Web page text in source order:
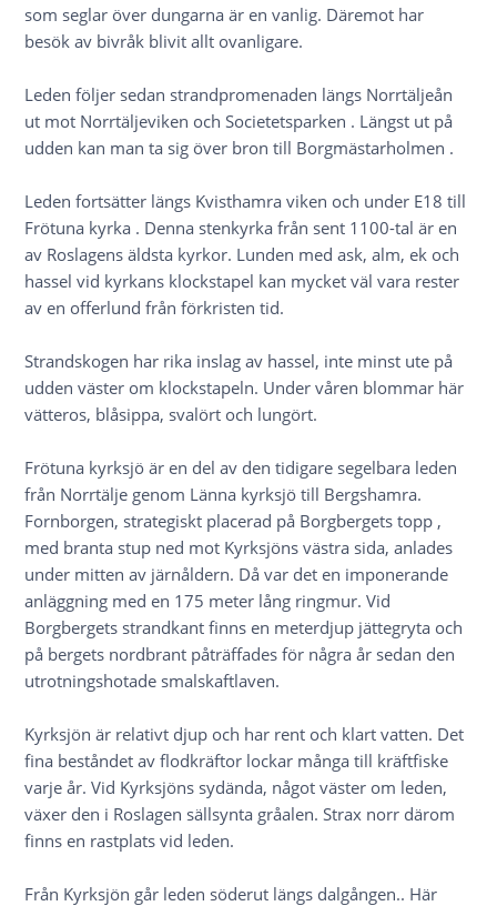
som seglar över dungarna är en vanlig. Däremot har
besök av bivråk blivit allt ovanligare.
Leden följer sedan strandpromenaden längs Norrtäljeån
ut mot Norrtäljeviken och Societetsparken . Längst ut på
udden kan man ta sig över bron till Borgmästarholmen .
Leden fortsätter längs Kvisthamra viken och under E18 till
Frötuna kyrka . Denna stenkyrka från sent 1100-tal är en
av Roslagens äldsta kyrkor. Lunden med ask, alm, ek och
hassel vid kyrkans klockstapel kan mycket väl vara rester
av en offerlund från förkristen tid.
Strandskogen har rika inslag av hassel, inte minst ute på
udden väster om klockstapeln. Under våren blommar här
vätteros, blåsippa, svalört och lungört.
Frötuna kyrksjö är en del av den tidigare segelbara leden
från Norrtälje genom Länna kyrksjö till Bergshamra.
Fornborgen, strategiskt placerad på Borgbergets topp ,
med branta stup ned mot Kyrksjöns västra sida, anlades
under mitten av järnåldern. Då var det en imponerande
anläggning med en 175 meter lång ringmur. Vid
Borgbergets strandkant finns en meterdjup jättegryta och
på bergets nordbrant påträffades för några år sedan den
utrotningshotade smalskaftlaven.
Kyrksjön är relativt djup och har rent och klart vatten. Det
fina beståndet av flodkräftor lockar många till kräftfiske
varje år. Vid Kyrksjöns sydända, något väster om leden,
växer den i Roslagen sällsynta gråalen. Strax norr därom
finns en rastplats vid leden.
Från Kyrksjön går leden söderut längs dalgången.. Här